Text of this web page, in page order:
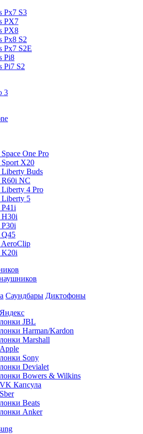
Px7 S3
PX7
PX8
Px8 S2
Px7 S2E
Pi8
Pi7 S2
3
One Pro
Sport X20
Liberty Buds
R60i NC
Liberty 4 Pro
Liberty 5
H30i
Q45
AeroClip
K20i
Саундбары Диктофоны
JBL
Harman/Kardon
Marshall
Sony
Devialet
Bowers & Wilkins
Капсула
Beats
Anker